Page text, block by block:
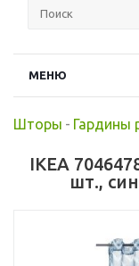
МЕНЮ
Шторы - Гардины
IKEA
шт.,